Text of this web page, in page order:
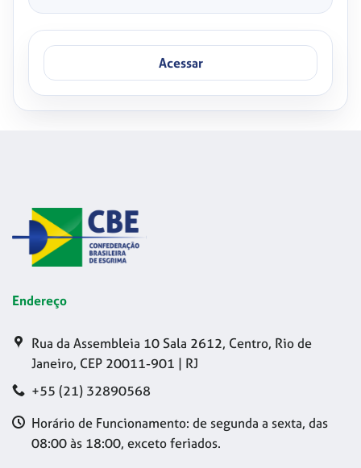
Acessar
Endereço
Rua da Assembleia 10 Sala 2612, Centro, Rio de
Janeiro, CEP 20011-901 | RJ
+55 (21) 32890568
Horário de Funcionamento: de segunda a sexta, das
08:00 às 18:00, exceto feriados.